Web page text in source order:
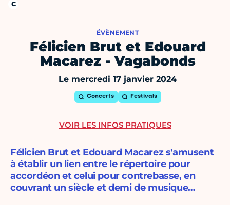
ÉVÈNEMENT
Félicien Brut et Edouard
Macarez - Vagabonds
Le mercredi 17 janvier 2024
Concerts Festivals
Félicien Brut et Edouard Macarez s'amusent
à établir un lien entre le répertoire pour
accordéon et celui pour contrebasse, en
couvrant un siècle et demi de musique…
VOIR LES INFOS PRATIQUES